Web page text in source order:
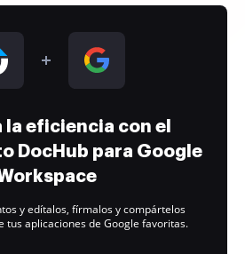
la eficiencia con el
DocHub para Google
y edítalos, fírmalos y compártelos
tus aplicaciones de Google favoritas.